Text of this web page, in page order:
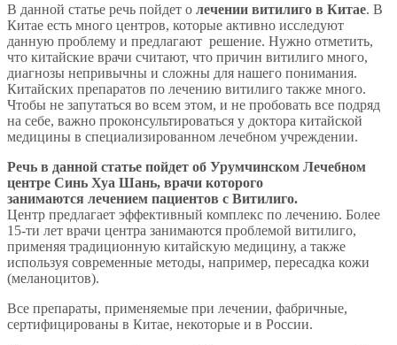
В данной статье речь пойдет о лечении витилиго в Китае. В
Китае есть много центров, которые активно исследуют
данную проблему и предлагают решение. Нужно отметить,
что китайские врачи считают, что причин витилиго много,
диагнозы непривычны и сложны для нашего понимания.
Китайских препаратов по лечению витилиго также много.
Чтобы не запутаться во всем этом, и не пробовать все подряд
на себе, важно проконсультироваться у доктора китайской
медицины в специализированном лечебном учреждении.
Речь в данной статье пойдет об Урумчинском Лечебном
центре Синь Хуа Шань, врачи которого
занимаются лечением пациентов с Витилиго.
Центр предлагает эффективный комплекс по лечению. Более
15-ти лет врачи центра занимаются проблемой витилиго,
применяя традиционную китайскую медицину, а также
используя современные методы, например, пересадка кожи
(меланоцитов).
Все препараты, применяемые при лечении, фабричные,
сертифицированы в Китае, некоторые и в России.